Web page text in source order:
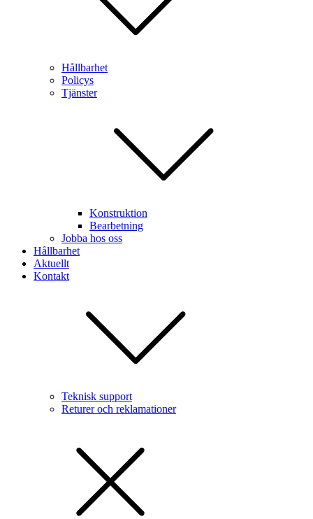
Hållbarhet
Policys
Tjänster
Konstruktion
Bearbetning
Jobba hos oss
Hållbarhet
Aktuellt
Kontakt
Teknisk support
Returer och reklamationer